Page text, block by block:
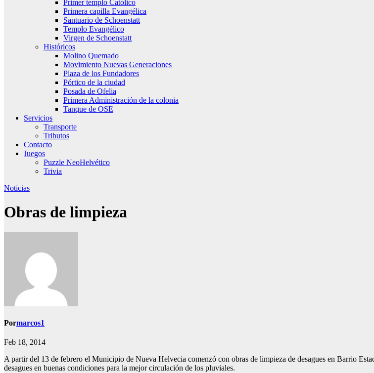
Primer templo Católico
Primera capilla Evangélica
Santuario de Schoenstatt
Templo Evangélico
Virgen de Schoenstatt
Históricos
Molino Quemado
Movimiento Nuevas Generaciones
Plaza de los Fundadores
Pórtico de la ciudad
Posada de Ofelia
Primera Administración de la colonia
Tanque de OSE
Servicios
Transporte
Tributos
Contacto
Juegos
Puzzle NeoHelvético
Trivia
Noticias
Obras de limpieza
Pormarcos1
Feb 18, 2014
A partir del 13 de febrero el Municipio de Nueva Helvecia comenzó con obras de limpieza de desagues en Barrio
desagues en buenas condiciones para la mejor circulación de los pluviales.